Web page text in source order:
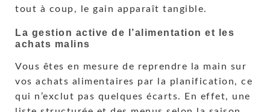
tout à coup, le gain apparaît tangible.
La gestion active de l’alimentation et les
achats malins
Vous êtes en mesure de reprendre la main sur
vos achats alimentaires par la planification, ce
qui n’exclut pas quelques écarts. En effet, une